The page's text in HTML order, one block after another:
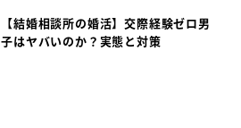
【結婚相談所の婚活】交際経験ゼロ男
子はヤバいのか？実態と対策